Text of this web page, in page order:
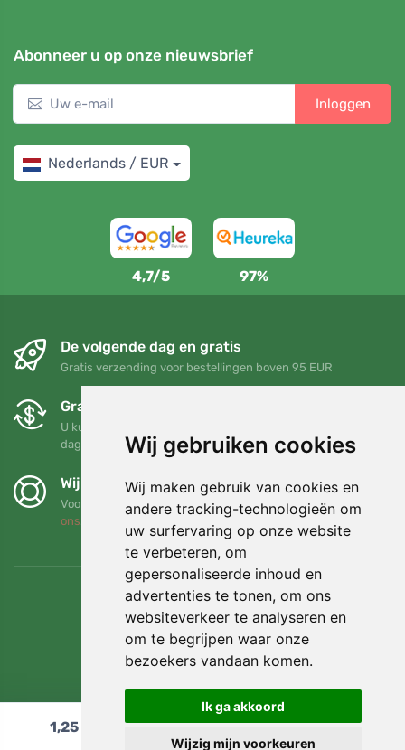
Wij gebruiken cookies
Wij maken gebruik van cookies en
andere tracking-technologieën om
uw surfervaring op onze website
te verbeteren, om
gepersonaliseerde inhoud en
advertenties te tonen, om ons
websiteverkeer te analyseren en
om te begrijpen waar onze
bezoekers vandaan komen.
Ik ga akkoord
Wijzig mijn voorkeuren
Abonneer u op onze nieuwsbrief
Inloggen
Nederlands / EUR
4,7/5 97%
De volgende dag en gratis
Gratis verzending voor bestellingen boven 95 EUR
Gratis ruilen en retourneren
U kunt uw bestelling op elk gewenst moment binnen 90
dagen retourneren of ruilen
Wij steunen Trees.org
Voor elke bestelling planten we een boom! Lees meer Over
ons
1,25€ In winkelwagen